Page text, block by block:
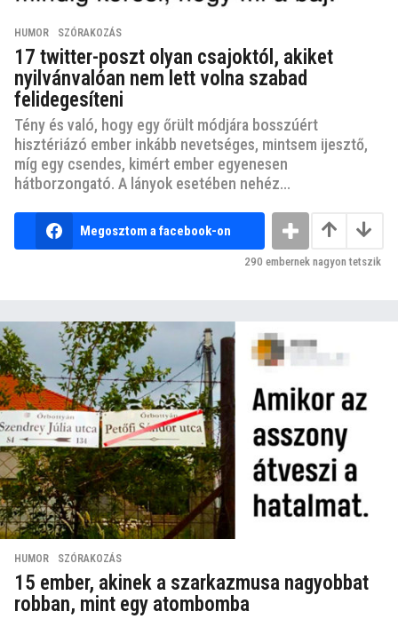
HUMOR ,SZÓRAKOZÁS
17 twitter-poszt olyan csajoktól, akiket
nyilvánvalóan nem lett volna szabad
felidegesíteni
Tény és való, hogy egy őrült módjára bosszúért
hisztériázó ember inkább nevetséges, mintsem ijesztő,
míg egy csendes, kimért ember egyenesen
hátborzongató. A lányok esetében nehéz...
Megosztom a facebook-on
290 embernek nagyon tetszik
HUMOR ,SZÓRAKOZÁS
15 ember, akinek a szarkazmusa nagyobbat
robban, mint egy atombomba